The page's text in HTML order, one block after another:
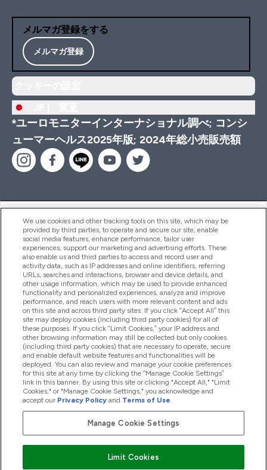
メルマガ登録をする
メルマガ登録
*ユーロモニターインターナショナル調べ; コンシ
ューマーヘルス2025年版; 2024年総小売販売額
ヘルプ＆ガイド
商品について
会社概要
特典＆ポイント
2026 The Hut.com Ltd
Pay with
We use cookies and other tracking tools on this site, which may be
provided by third parties, to operate and secure our site, enable
social media features, enhance performance, tailor user
experiences, support our marketing and advertising efforts. These
also enable us and third parties to access and record user and
activity data, such as IP addresses and online identifiers, referring
URLs, searches and interactions, browser and device details, and
other usage information, which may be used to provide enhanced
functionality and personalized experiences, analyze and improve
performance, and reach users with more relevant content and ads
on this site and across third party sites. If you click “Accept All” this
site may deploy cookies (including third party cookies) for all of
these purposes. If you click “Limit Cookies,” your IP address and
other browsing information may still be collected but only cookies
(including third party cookies) that are necessary to operate, secure
and enable default website features and functionalities will be
deployed. You can also review and manage your cookie preferences
for this site at any time by clicking the “Manage Cookie Settings”
link in this banner. By using this site or clicking "Accept All," "Limit
Cookies," or "Manage Cookie Settings," you acknowledge and
accept our Privacy Policy and Terms of Use.
Manage Cookie Settings
Limit Cookies